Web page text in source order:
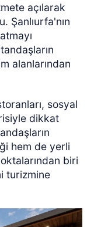
açılarak
Şanlıurfa'nın
alanlarından
sosyal
dikkat
hem de yerli
biri
turizmine